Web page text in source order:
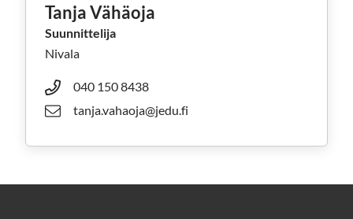
Tanja Vähäoja
Suunnittelija
Nivala
040 150 8438
tanja.vahaoja@jedu.fi